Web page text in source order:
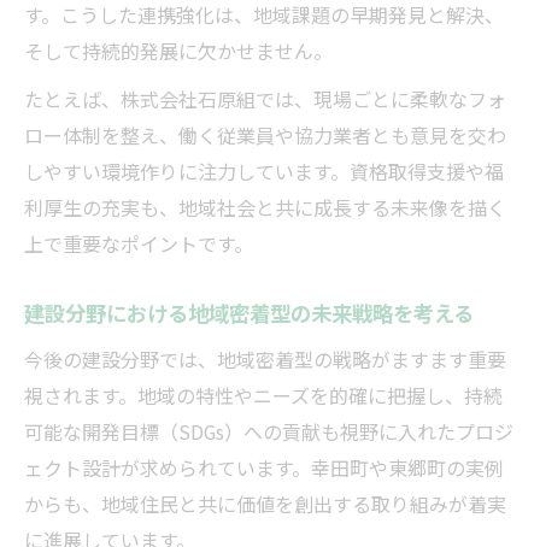
す。こうした連携強化は、地域課題の早期発見と解決、
そして持続的発展に欠かせません。
たとえば、株式会社石原組では、現場ごとに柔軟なフォ
ロー体制を整え、働く従業員や協力業者とも意見を交わ
しやすい環境作りに注力しています。資格取得支援や福
利厚生の充実も、地域社会と共に成長する未来像を描く
上で重要なポイントです。
建設分野における地域密着型の未来戦略を考える
今後の建設分野では、地域密着型の戦略がますます重要
視されます。地域の特性やニーズを的確に把握し、持続
可能な開発目標（SDGs）への貢献も視野に入れたプロジ
ェクト設計が求められています。幸田町や東郷町の実例
からも、地域住民と共に価値を創出する取り組みが着実
に進展しています。